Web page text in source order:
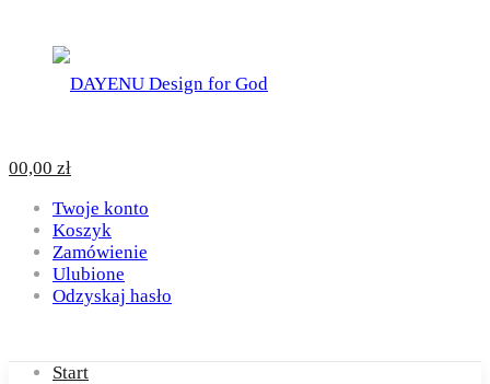
00,00 zł
Twoje konto
Koszyk
Zamówienie
Ulubione
Odzyskaj hasło
Start